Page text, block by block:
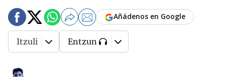
Añádenos en Google
Itzuli Entzun